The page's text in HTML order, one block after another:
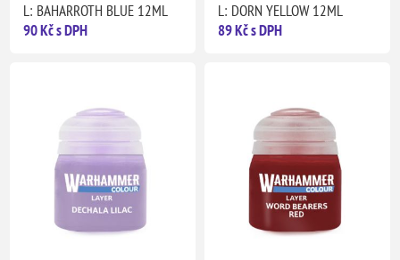
L: BAHARROTH BLUE 12ML
90 Kč s DPH
L: DORN YELLOW 12ML
89 Kč s DPH